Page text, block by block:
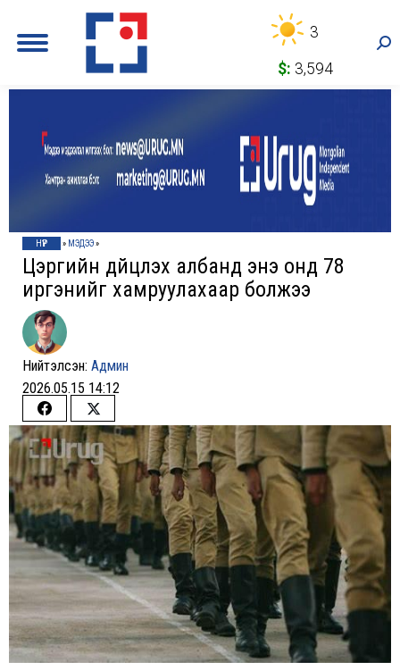
3
$: 3,594
НҮҮР » МЭДЭЭ»
Цэргийн дүйцүүлэх албанд энэ онд 78
иргэнийг хамруулахаар болжээ
Нийтэлсэн: Админ
2026.05.15 14:12
Share
on
Facebook
Share
on
Twitter